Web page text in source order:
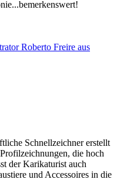
Roberto Freire aus
Schnellzeichner erstellt
die hoch
der Karikaturist auch
und Accessoires in die